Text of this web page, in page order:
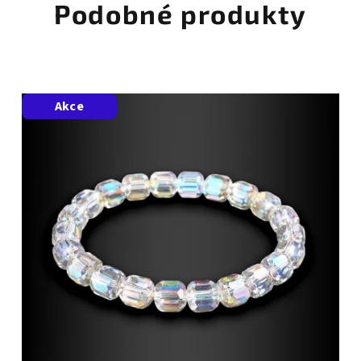
Podobné produkty
Akce